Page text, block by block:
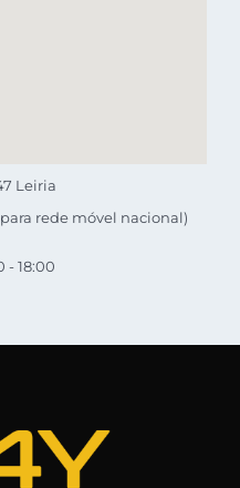
Leiria
para rede móvel nacional)
- 18:00